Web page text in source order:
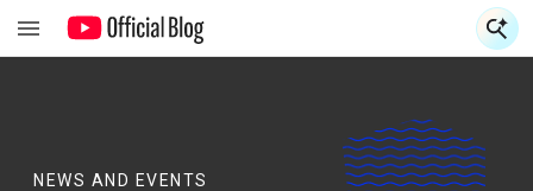
NEWS AND EVENTS